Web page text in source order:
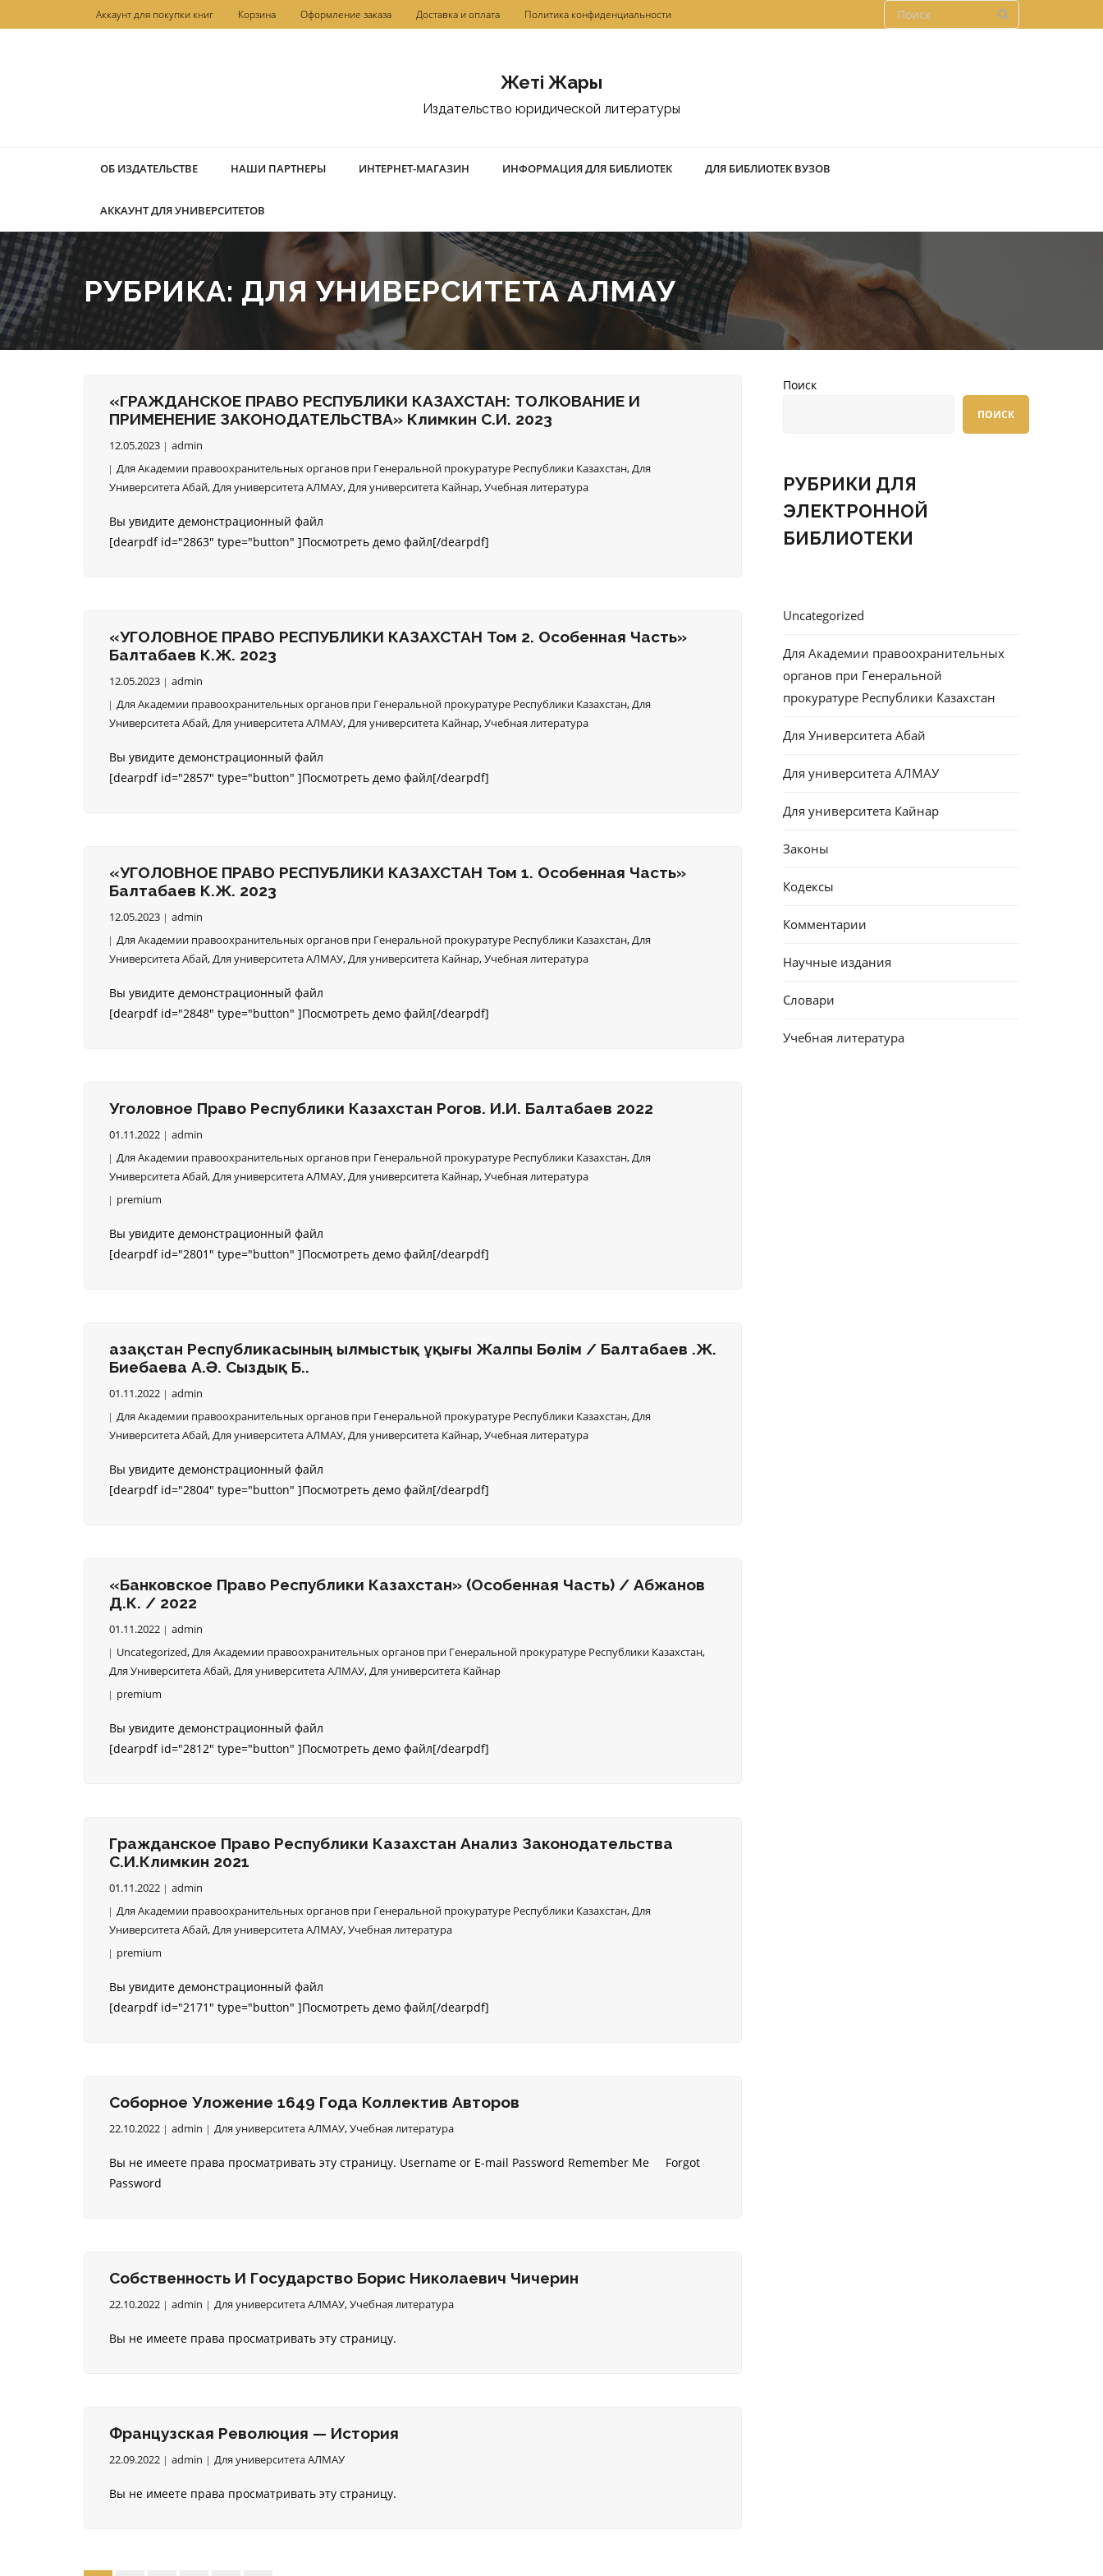
к
Аккаунт для покупки книг Корзина Оформление заказа Доставка и оплата Политика конфиденциальности
Жетi Жарғы
Издательство юридической литературы
ОБ ИЗДАТЕЛЬСТВЕ НАШИ ПАРТНЕРЫ ИНТЕРНЕТ-МАГАЗИН ИНФОРМАЦИЯ ДЛЯ БИБЛИОТЕК ДЛЯ БИБЛИОТЕК ВУЗОВ
АККАУНТ ДЛЯ УНИВЕРСИТЕТОВ
РУБРИКА: ДЛЯ УНИВЕРСИТЕТА АЛМАУ
«ГРАЖДАНСКОЕ ПРАВО РЕСПУБЛИКИ КАЗАХСТАН: ТОЛКОВАНИЕ И
ПРИМЕНЕНИЕ ЗАКОНОДАТЕЛЬСТВА» Климкин С.И. 2023
12.05.2023
admin
Для Академии правоохранительных органов при Генеральной прокуратуре Республики Казахстан,Для
Университета Абай,Для университета АЛМАУ,Для университета Кайнар,Учебная литература
Вы увидите демонстрационный файл
[dearpdf id="2863" type="button" ]Посмотреть демо файл[/dearpdf]
«УГОЛОВНОЕ ПРАВО РЕСПУБЛИКИ КАЗАХСТАН Том 2. Особенная Часть»
Балтабаев К.Ж. 2023
12.05.2023
admin
Для Академии правоохранительных органов при Генеральной прокуратуре Республики Казахстан,Для
Университета Абай,Для университета АЛМАУ,Для университета Кайнар,Учебная литература
Вы увидите демонстрационный файл
[dearpdf id="2857" type="button" ]Посмотреть демо файл[/dearpdf]
«УГОЛОВНОЕ ПРАВО РЕСПУБЛИКИ КАЗАХСТАН Том 1. Особенная Часть»
Балтабаев К.Ж. 2023
12.05.2023
admin
Для Академии правоохранительных органов при Генеральной прокуратуре Республики Казахстан,Для
Университета Абай,Для университета АЛМАУ,Для университета Кайнар,Учебная литература
Вы увидите демонстрационный файл
[dearpdf id="2848" type="button" ]Посмотреть демо файл[/dearpdf]
Уголовное Право Республики Казахстан Рогов. И.И. Балтабаев 2022
01.11.2022
admin
Для Академии правоохранительных органов при Генеральной прокуратуре Республики Казахстан,Для
Университета Абай,Для университета АЛМАУ,Для университета Кайнар,Учебная литература
premium
Вы увидите демонстрационный файл
[dearpdf id="2801" type="button" ]Посмотреть демо файл[/dearpdf]
Қазақстан Республикасының Қылмыстық Құқығы Жалпы Бөлім / Балтабаев Қ.Ж.
Биебаева А.Ә. Сыздық Б.Қ.
01.11.2022
admin
Для Академии правоохранительных органов при Генеральной прокуратуре Республики Казахстан,Для
Университета Абай,Для университета АЛМАУ,Для университета Кайнар,Учебная литература
Вы увидите демонстрационный файл
[dearpdf id="2804" type="button" ]Посмотреть демо файл[/dearpdf]
«Банковское Право Республики Казахстан» (Особенная Часть) / Абжанов
Д.К. / 2022
01.11.2022
admin
Uncategorized,Для Академии правоохранительных органов при Генеральной прокуратуре Республики Казахстан,
Для Университета Абай,Для университета АЛМАУ,Для университета Кайнар
premium
Вы увидите демонстрационный файл
[dearpdf id="2812" type="button" ]Посмотреть демо файл[/dearpdf]
Гражданское Право Республики Казахстан Анализ Законодательства
С.И.Климкин 2021
01.11.2022
admin
Для Академии правоохранительных органов при Генеральной прокуратуре Республики Казахстан,Для
Университета Абай,Для университета АЛМАУ,Учебная литература
premium
Вы увидите демонстрационный файл
[dearpdf id="2171" type="button" ]Посмотреть демо файл[/dearpdf]
Соборное Уложение 1649 Года Коллектив Авторов
22.10.2022 admin Для университета АЛМАУ,Учебная литература
Вы не имеете права просматривать эту страницу. Username or E-mail Password Remember Me Forgot
Password
Собственность И Государство Борис Николаевич Чичерин
22.10.2022 admin Для университета АЛМАУ,Учебная литература
Вы не имеете права просматривать эту страницу.
Французская Революция — История
22.09.2022 admin Для университета АЛМАУ
Вы не имеете права просматривать эту страницу.
Поиск
ПОИСК
РУБРИКИ ДЛЯ
ЭЛЕКТРОННОЙ
БИБЛИОТЕКИ
Uncategorized
Для Академии правоохранительных
органов при Генеральной
прокуратуре Республики Казахстан
Для Университета Абай
Для университета АЛМАУ
Для университета Кайнар
Законы
Кодексы
Комментарии
Научные издания
Словари
Учебная литература